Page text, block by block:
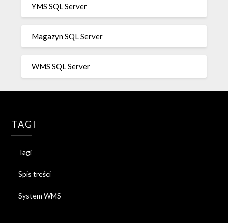
YMS SQL Server
Magazyn SQL Server
WMS SQL Server
TAGI
Tagi
Spis treści
System WMS